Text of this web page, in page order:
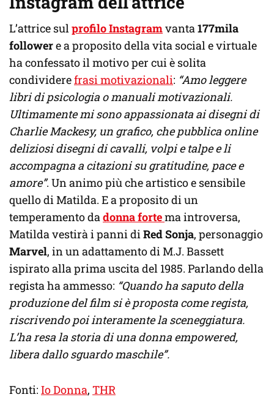
L’attrice sulprofilo Instagramvanta177mila
followere a proposito della vita social e virtuale
ha confessato il motivo per cui è solita
condividerefrasi motivazionali: “Amo leggere
libri di psicologia o manuali motivazionali.
Ultimamente mi sono appassionata ai disegni di
Charlie Mackesy, un grafico, che pubblica online
deliziosi disegni di cavalli, volpi e talpe e li
accompagna a citazioni su gratitudine, pace e
amore”. Un animo più che artistico e sensibile
quello di Matilda. E a proposito di un
temperamento dadonna fortema introversa,
Matilda vestirà i panni diRed Sonja, personaggio
Marvel, in un adattamento di M.J. Bassett
ispirato alla prima uscita del 1985. Parlando della
regista ha ammesso: “Quando ha saputo della
produzione del film si è proposta come regista,
riscrivendo poi interamente la sceneggiatura.
L’ha resa la storia di una donna empowered,
libera dallo sguardo maschile”.
Fonti: Io Donna, THR